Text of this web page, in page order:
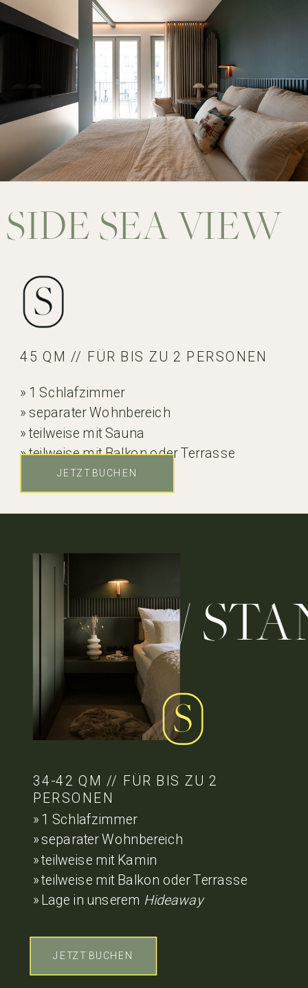
SIDE SEA VIEW
45 QM // FÜR BIS ZU 2 PERSONEN
» 1 Schlafzimmer
» separater Wohnbereich
» teilweise mit Sauna
» teilweise mit Balkon oder Terrasse
» seitlicher Seeblick
JETZT BUCHEN
//
34-42 QM // FÜR BIS ZU 2
PERSONEN
» 1 Schlafzimmer
» separater Wohnbereich
» teilweise mit Kamin
» teilweise mit Balkon oder Terrasse
» Lage in unserem Hideaway
JETZT BUCHEN